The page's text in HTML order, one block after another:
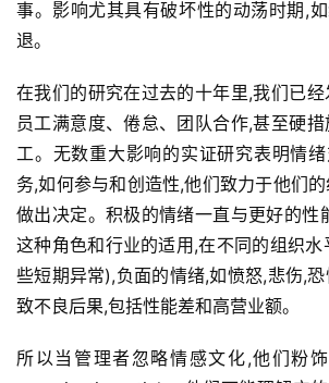
论
校
新
闻
M
B
A
申
请
开
事。影响尤其具有破坏性的动荡时期,
退。
在我们的研究在过去的十年里,我们已
员工满意度、倦怠、团队合作,甚至硬
工。无数重大影响的实证研究表明情
务,如何参与和创造性,他们致力于他们
做出决定。积极的情绪一直与更好的性
这种角色和行业的适用,在不同的组织
些短期异常),负面的情绪,如愤怒,悲伤,
致不良后果,包括性能差和高营业额。
所以当管理者忽略情感文化,他们粉